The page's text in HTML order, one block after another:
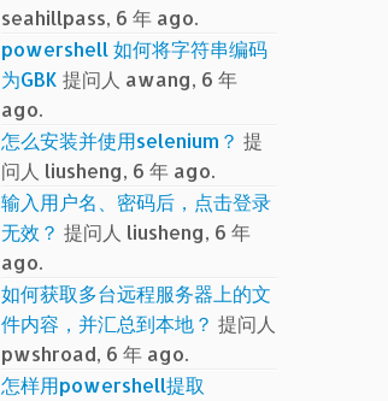
seahillpass, 6 年 ago.
powershell 如何将字符串编码
为GBK 提问人 awang, 6 年
ago.
怎么安装并使用selenium？ 提
问人 liusheng, 6 年 ago.
输入用户名、密码后，点击登录
无效？ 提问人 liusheng, 6 年
ago.
如何获取多台远程服务器上的文
件内容，并汇总到本地？ 提问人
pwshroad, 6 年 ago.
怎样用powershell提取